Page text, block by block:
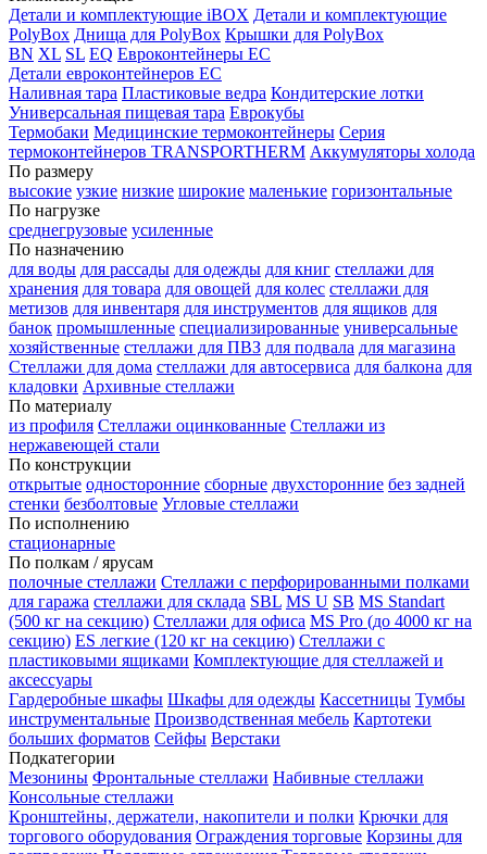
Детали и комплектующие iBOX Детали и комплектующие
PolyBox Днища для PolyBox Крышки для PolyBox
BN XL SL EQ Евроконтейнеры EC
Детали евроконтейнеров EC
Наливная тара Пластиковые ведра Кондитерские лотки
Универсальная пищевая тара Еврокубы
Термобаки Медицинские термоконтейнеры Серия
термоконтейнеров TRANSPORTHERM Аккумуляторы холода
По размеру
высокие узкие низкие широкие маленькие горизонтальные
По нагрузке
среднегрузовые усиленные
По назначению
для воды для рассады для одежды для книг стеллажи для
хранения для товара для овощей для колес стеллажи для
метизов для инвентаря для инструментов для ящиков для
банок промышленные специализированные универсальные
хозяйственные стеллажи для ПВЗ для подвала для магазина
Стеллажи для дома стеллажи для автосервиса для балкона для
кладовки Архивные стеллажи
По материалу
из профиля Стеллажи оцинкованные Стеллажи из
нержавеющей стали
По конструкции
открытые односторонние сборные двухсторонние без задней
стенки безболтовые Угловые стеллажи
По исполнению
стационарные
По полкам / ярусам
полочные стеллажи Стеллажи с перфорированными полками
для гаража стеллажи для склада SBL MS U SB MS Standart
(500 кг на секцию) Стеллажи для офиса MS Pro (до 4000 кг на
секцию) ES легкие (120 кг на секцию) Стеллажи с
пластиковыми ящиками Комплектующие для стеллажей и
аксессуары
Гардеробные шкафы Шкафы для одежды Кассетницы Тумбы
инструментальные Производственная мебель Картотеки
больших форматов Сейфы Верстаки
Подкатегории
Мезонины Фронтальные стеллажи Набивные стеллажи
Консольные стеллажи
Кронштейны, держатели, накопители и полки Крючки для
торгового оборудования Ограждения торговые Корзины для